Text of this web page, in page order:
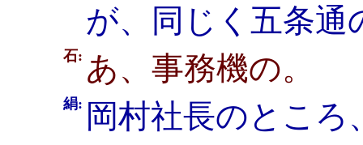
が、同じく五条通
石: あ、事務機の。
絹: 岡村社長のとこ